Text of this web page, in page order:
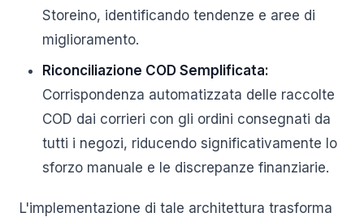
Storeino, identificando tendenze e aree di
miglioramento.
Riconciliazione COD Semplificata:
Corrispondenza automatizzata delle raccolte
COD dai corrieri con gli ordini consegnati da
tutti i negozi, riducendo significativamente lo
sforzo manuale e le discrepanze finanziarie.
L'implementazione di tale architettura trasforma